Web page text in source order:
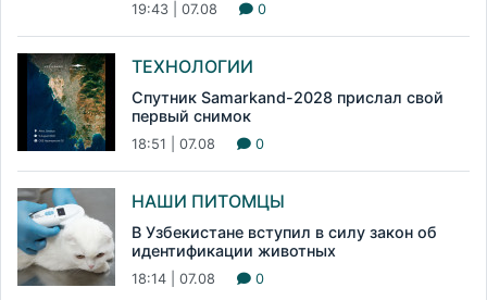
19:43 | 07.08 0
ТЕХНОЛОГИИ
Спутник Samarkand-2028 прислал свой
первый снимок
18:51 | 07.08 0
НАШИ ПИТОМЦЫ
В Узбекистане вступил в силу закон об
идентификации животных
18:14 | 07.08 0